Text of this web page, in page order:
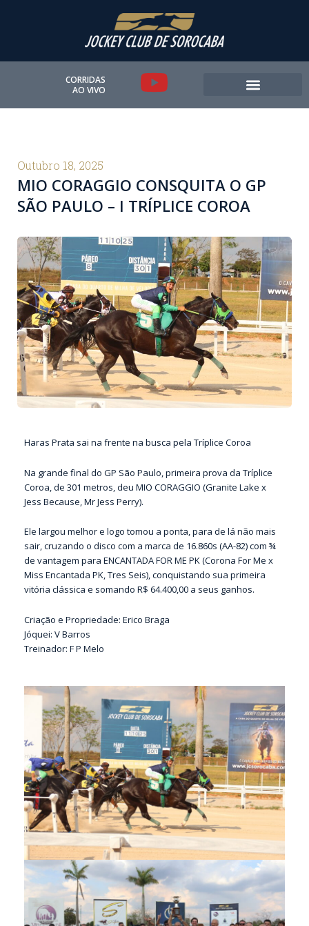
CORRIDAS
AO VIVO
Y
o
u
b
e
Outubro 18, 2025
MIO CORAGGIO CONSQUITA O GP
SÃO PAULO – I TRÍPLICE COROA
Haras Prata sai na frente na busca pela Tríplice Coroa
Na grande final do GP São Paulo, primeira prova da Tríplice
Coroa, de 301 metros, deu MIO CORAGGIO (Granite Lake x
Jess Because, Mr Jess Perry).
Ele largou melhor e logo tomou a ponta, para de lá não mais
sair, cruzando o disco com a marca de 16.860s (AA-82) com ¾
de vantagem para ENCANTADA FOR ME PK (Corona For Me x
Miss Encantada PK, Tres Seis), conquistando sua primeira
vitória clássica e somando R$ 64.400,00 a seus ganhos.
Criação e Propriedade: Erico Braga
Jóquei: V Barros
Treinador: F P Melo